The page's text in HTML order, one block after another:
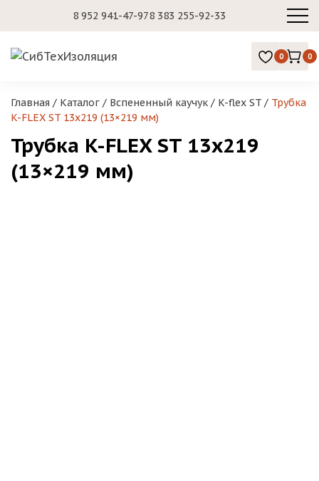
8 952 941-47-978 383 255-92-33
0 0
Главная / Каталог / Вспененный каучук / K-flex ST / Трубка
K-FLEX ST 13х219 (13×219 мм)
Трубка K-FLEX ST 13х219
(13×219 мм)